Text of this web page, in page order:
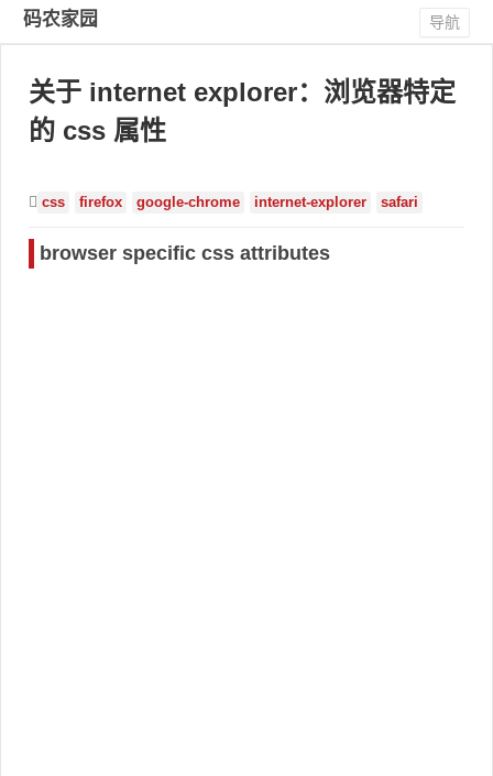
码农家园 导航
关于 internet explorer：浏览器特定
的 css 属性
css firefox google-chrome internet-explorer safari
browser specific css attributes